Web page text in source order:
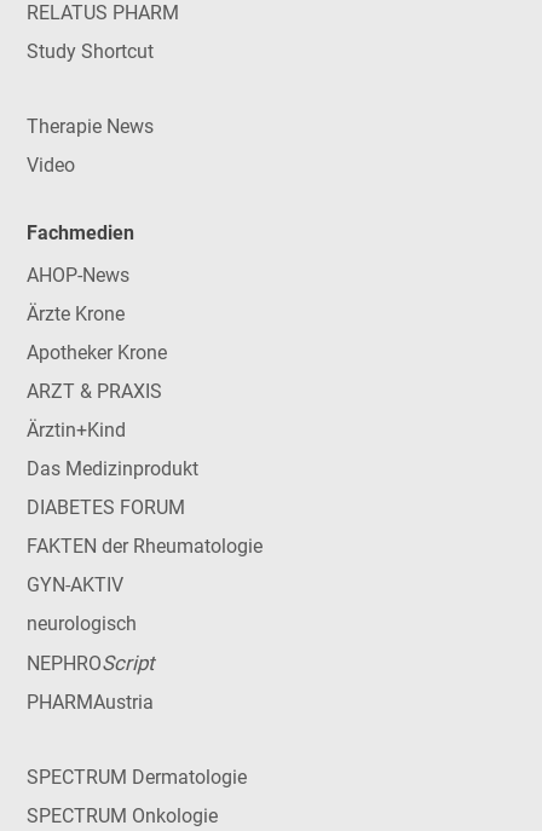
RELATUS PHARM
Study Shortcut
Therapie News
Video
Fachmedien
AHOP-News
Ärzte Krone
Apotheker Krone
ARZT & PRAXIS
Ärztin+Kind
Das Medizinprodukt
DIABETES FORUM
FAKTEN der Rheumatologie
GYN-AKTIV
neurologisch
NEPHROScript
PHARMAustria
SPECTRUM Dermatologie
SPECTRUM Onkologie